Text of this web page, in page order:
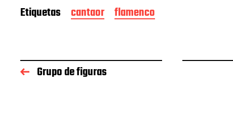
Etiquetas cantaor flamenco
Grupo de figuras